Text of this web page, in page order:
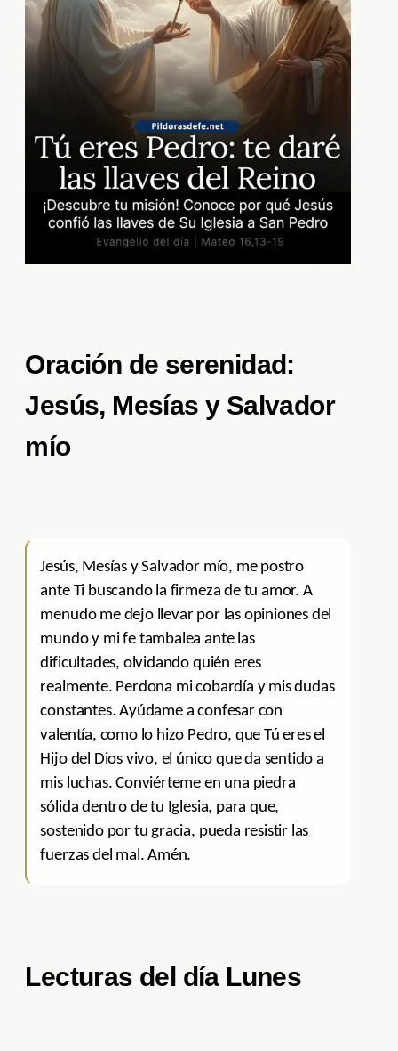
Oración de serenidad:
Jesús, Mesías y Salvador
mío
Jesús, Mesías y Salvador mío, me postro
ante Ti buscando la firmeza de tu amor. A
menudo me dejo llevar por las opiniones del
mundo y mi fe tambalea ante las
dificultades, olvidando quién eres
realmente. Perdona mi cobardía y mis dudas
constantes. Ayúdame a confesar con
valentía, como lo hizo Pedro, que Tú eres el
Hijo del Dios vivo, el único que da sentido a
mis luchas. Conviérteme en una piedra
sólida dentro de tu Iglesia, para que,
sostenido por tu gracia, pueda resistir las
fuerzas del mal. Amén.
Lecturas del día Lunes